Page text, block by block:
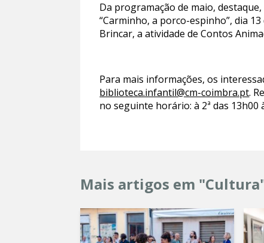
Da programação de maio,
“Carminho, a porco-espinho”, dia
Brincar, a atividade de Contos
Para mais informações, os
biblioteca.infantil@cm-coimbra.pt.
no seguinte horário: à 2ª das 13h00
Mais artigos em